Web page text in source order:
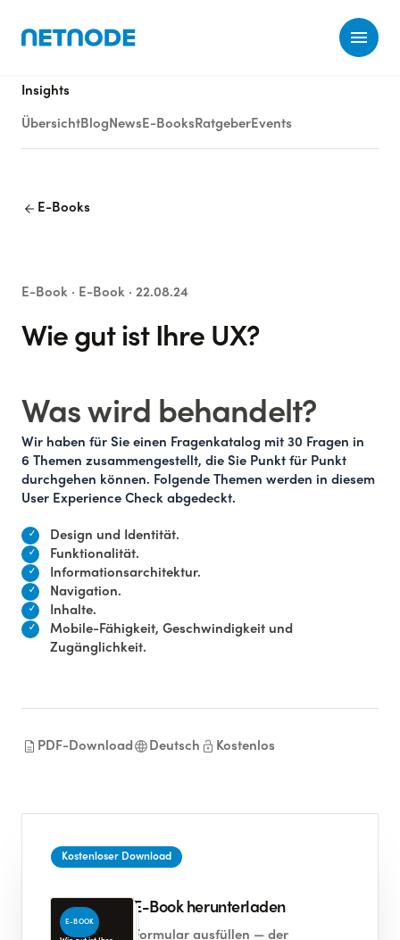
Insights
Übersicht Blog News E-Books Ratgeber Events
arrow_back E-Books
E-Book · E-Book · 22.08.24
Wie gut ist Ihre UX?
Was wird behandelt?
Wir haben für Sie einen Fragenkatalog mit 30 Fragen in
6 Themen zusammengestellt, die Sie Punkt für Punkt
durchgehen können. Folgende Themen werden in diesem
User Experience Check abgedeckt.
Design und Identität.
Funktionalität.
Informationsarchitektur.
Navigation.
Inhalte.
Mobile-Fähigkeit, Geschwindigkeit und
Zugänglichkeit.
description PDF-Download language Deutsch lock_open Kostenlos
Kostenloser Download
E-BOOK
E-Book herunterladen
Formular ausfüllen — der